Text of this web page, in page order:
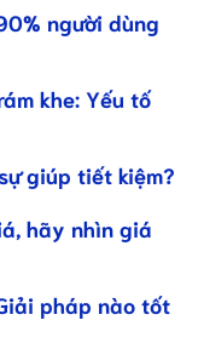
người dùng
khe: Yếu tố
giúp tiết kiệm?
hãy nhìn giá
pháp nào tốt